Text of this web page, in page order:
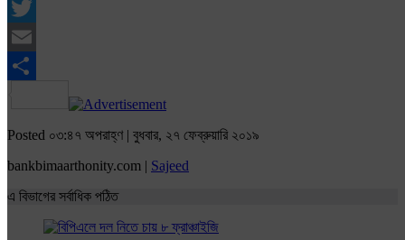
Facebook
Twitter
Email
Share
Posted ০৩:৪৭ অপরাহ্ণ | বুধবার, ২৭ ফেব্রুয়ারি ২০১৯
bankbimaarthonity.com | Sajeed
এ বিভাগের সর্বাধিক পঠিত